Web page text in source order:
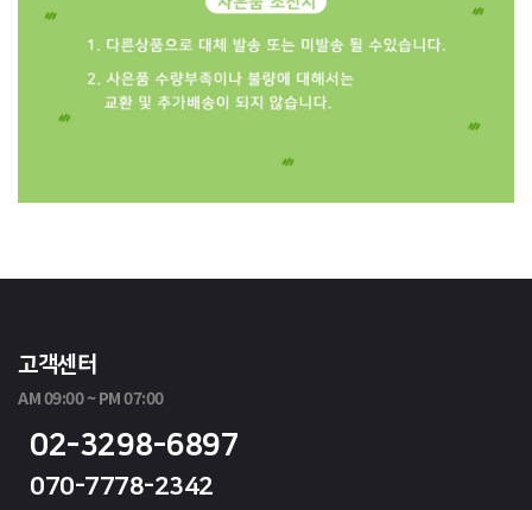
고객센터
AM 09:00 ~ PM 07:00
02-3298-6897
070-7778-2342